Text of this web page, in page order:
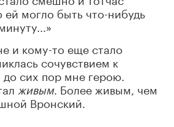
ей могло быть что-нибудь
и кому-то еще стало
сочувствием к
сих пор мне герою.
живым. Более живым, чем
Вронский.